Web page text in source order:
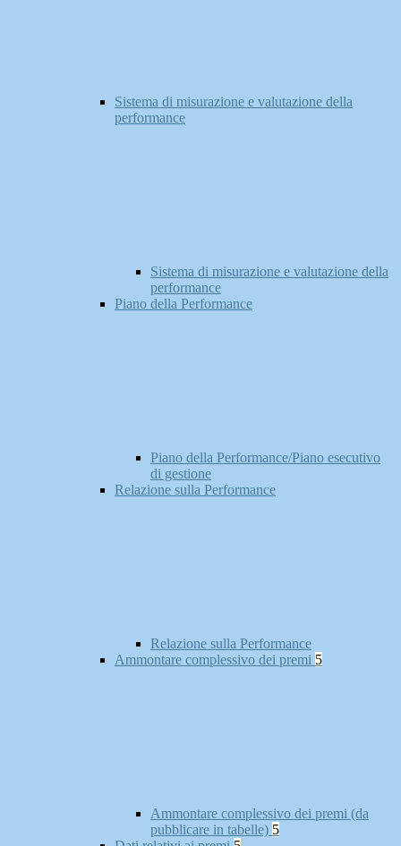
Sistema di misurazione e valutazione della
performance
Sistema di misurazione e valutazione della
performance
Piano della Performance
Piano della Performance/Piano esecutivo
di gestione
Relazione sulla Performance
Relazione sulla Performance
Ammontare complessivo dei premi 5
Ammontare complessivo dei premi (da
pubblicare in tabelle) 5